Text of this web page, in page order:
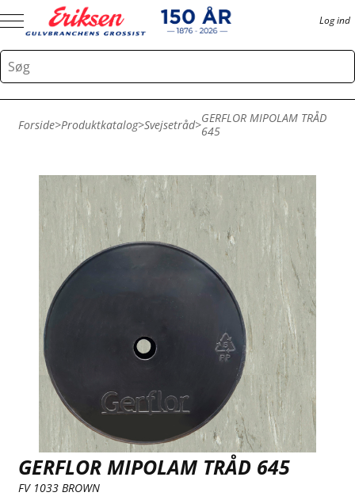
Log ind
Forside>Produktkatalog>Svejsetråd>GERFLOR MIPOLAM TRÅD
645
GERFLOR MIPOLAM TRÅD 645
FV 1033 BROWN